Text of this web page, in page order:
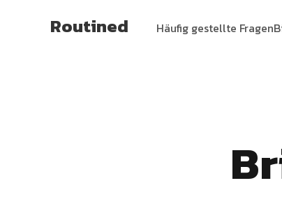
Routined Häufig gestellte Fragen